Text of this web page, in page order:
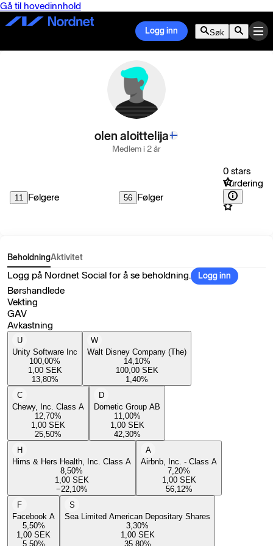
Gå til hovedinnhold
Logg inn Søk
olen aloittelija
Medlem i 2 år
11 Følgere 56 Følger
0 stars
Vurdering
BeholdningAktivitet
Logg på Nordnet Social for å se beholdning. Logg inn
Børshandlede
Vekting
GAV
Avkastning
U
Unity Software Inc
100,00%
1,00 SEK
13,80%
W
Walt Disney Company (The)
14,10%
100,00 SEK
1,40%
C
Chewy, Inc. Class A
12,70%
1,00 SEK
25,50%
D
Dometic Group AB
11,00%
1,00 SEK
42,30%
H
Hims & Hers Health, Inc. Class A
8,50%
1,00 SEK
−22,10%
A
Airbnb, Inc. - Class A
7,20%
1,00 SEK
56,12%
F
Facebook A
5,50%
1,00 SEK
5,50%
S
Sea Limited American Depositary Shares
3,30%
1,00 SEK
35,80%